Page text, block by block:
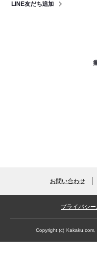
LINE友だち追加
お問い合わせ
プライバシ
Copyright (c) Kakaku.com,